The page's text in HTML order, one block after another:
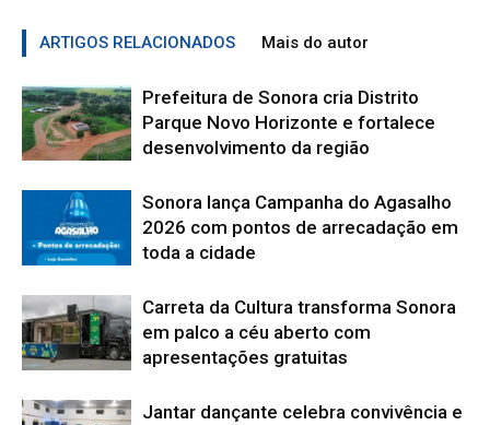
ARTIGOS RELACIONADOS Mais do autor
Prefeitura de Sonora cria Distrito
Parque Novo Horizonte e fortalece
desenvolvimento da região
Sonora lança Campanha do Agasalho
2026 com pontos de arrecadação em
toda a cidade
Carreta da Cultura transforma Sonora
em palco a céu aberto com
apresentações gratuitas
Jantar dançante celebra convivência e